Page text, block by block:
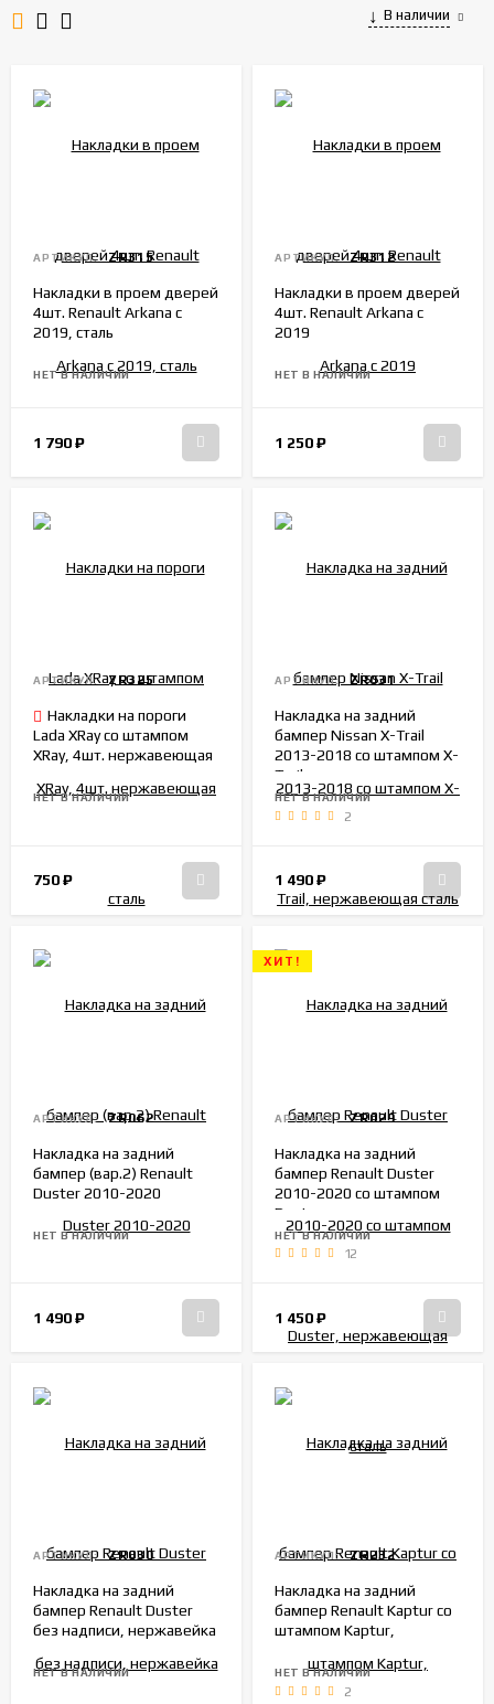
В наличии
АРТИКУЛ: ZR315
Накладки в проем дверей
4шт. Renault Arkana с
2019, сталь
НЕТ В НАЛИЧИИ
1 790₽
АРТИКУЛ: ZR312
Накладки в проем дверей
4шт. Renault Arkana с
2019
НЕТ В НАЛИЧИИ
1 250₽
АРТИКУЛ: ZR325
Накладки на пороги
Lada XRay со штампом
XRay, 4шт. нержавеющая
НЕТ В НАЛИЧИИ
750₽
АРТИКУЛ: ZR031
Накладка на задний
бампер Nissan X-Trail
2013-2018 со штампом X-
Trail, нержавеющая сталь
НЕТ В НАЛИЧИИ
2
1 490₽
АРТИКУЛ: ZR062
Накладка на задний
бампер (вар.2) Renault
Duster 2010-2020
НЕТ В НАЛИЧИИ
1 490₽
ХИТ!
АРТИКУЛ: ZR029
Накладка на задний
бампер Renault Duster
2010-2020 со штампом
Duster, нержавеющая
сталь
НЕТ В НАЛИЧИИ
12
1 450₽
АРТИКУЛ: ZR030
Накладка на задний
бампер Renault Duster
без надписи, нержавейка
НЕТ В НАЛИЧИИ
АРТИКУЛ: ZR232
Накладка на задний
бампер Renault Kaptur со
штампом Kaptur,
НЕТ В НАЛИЧИИ
2